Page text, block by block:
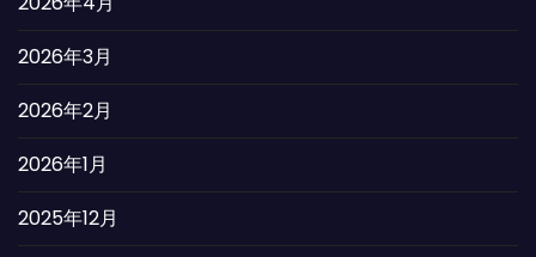
2026年3月
2026年2月
2026年1月
2025年12月